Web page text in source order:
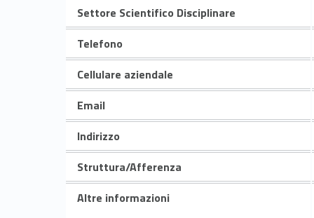
Settore Scientifico Disciplinare
Telefono
Cellulare aziendale
Email
Indirizzo
Struttura/Afferenza
Altre informazioni